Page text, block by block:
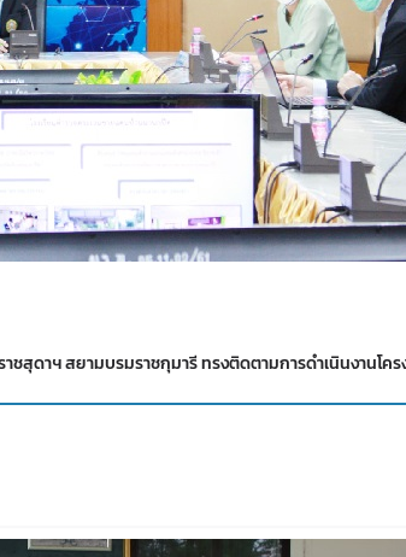
สุดาฯ สยามบรมราชกุมารี ทรงติดตามการดำเนินงานโค